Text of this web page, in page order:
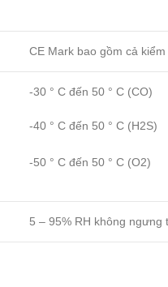
CE Mark bao gồm cả
-30 ° C đến 50 ° C (CO)
-40 ° C đến 50 ° C (H2S)
-50 ° C đến 50 ° C (O2)
5 – 95% RH không ngưng